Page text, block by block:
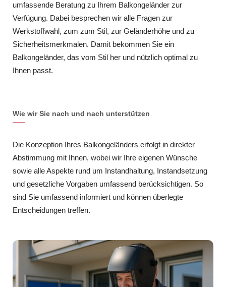
umfassende Beratung zu Ihrem Balkongeländer zur
Verfügung. Dabei besprechen wir alle Fragen zur
Werkstoffwahl, zum zum Stil, zur Geländerhöhe und zu
Sicherheitsmerkmalen. Damit bekommen Sie ein
Balkongeländer, das vom Stil her und nützlich optimal zu
Ihnen passt.
Wie wir Sie nach und nach unterstützen
Die Konzeption Ihres Balkongeländers erfolgt in direkter
Abstimmung mit Ihnen, wobei wir Ihre eigenen Wünsche
sowie alle Aspekte rund um Instandhaltung, Instandsetzung
und gesetzliche Vorgaben umfassend berücksichtigen. So
sind Sie umfassend informiert und können überlegte
Entscheidungen treffen.